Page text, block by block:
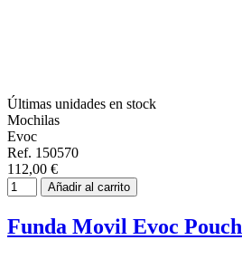
Últimas unidades en stock
Mochilas
Evoc
Ref. 150570
112,00 €
Añadir al carrito
Funda Movil Evoc Pouch